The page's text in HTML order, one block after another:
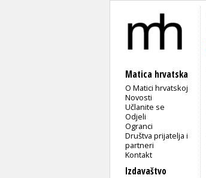
Matica hrvatska
O Matici hrvatskoj
Novosti
Učlanite se
Odjeli
Ogranci
Društva prijatelja i
partneri
Kontakt
Izdavaštvo